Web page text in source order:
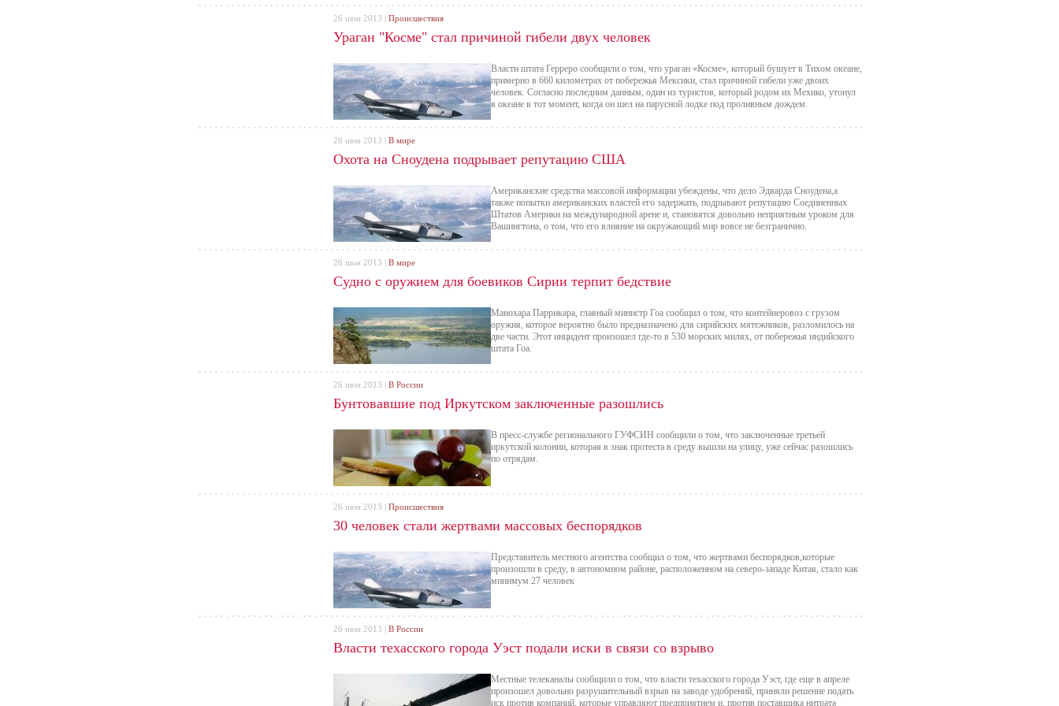
Ураган "Косме" стал причиной гибели двух человек
Власти штата Герреро сообщили о том, что ураган «Косме», который бушует в Тихом океане,
примерно в 660 километрах от побережья Мексики, стал причиной гибели уже двоих
человек. Согласно последним данным, один из туристов, который родом их Мехико, утонул
в океане в тот момент, когда он шел на парусной лодке под проливным дождем.
26 июн 2013 | Происшествия
Охота на Сноудена подрывает репутацию США
Американские средства массовой информации убеждены, что дело Эдварда Сноудена,а
также попытки американских властей его задержать, подрывают репутацию Соединенных
Штатов Америки на международной арене и, становятся довольно неприятным уроком для
Вашингтона, о том, что его влияние на окружающий мир вовсе не безгранично.
26 июн 2013 | В мире
Судно с оружием для боевиков Сирии терпит бедствие
Манохара Паррикара, главный министр Гоа сообщил о том, что контейнеровоз с грузом
оружия, которое вероятно было предназначено для сирийских мятежников, разломилось на
две части. Этот инцидент произошел где-то в 530 морских милях, от побережья индийского
штата Гоа.
26 июн 2013 | В мире
Бунтовавшие под Иркутском заключенные разошлись
В пресс-службе регионального ГУФСИН сообщили о том, что заключенные третьей
иркутской колонии, которая в знак протеста в среду вышли на улицу, уже сейчас разошлись
по отрядам.
26 июн 2013 | В России
30 человек стали жертвами массовых беспорядков
Представитель местного агентства сообщил о том, что жертвами беспорядков,которые
произошли в среду, в автономном районе, расположенном на северо-западе Китая, стало как
минимум 27 человек
26 июн 2013 | Происшествия
Власти техасского города Уэст подали иски в связи со взрыво
Местные телеканалы сообщили о том, что власти техасского города Уэст, где еще в апреле
произошел довольно разрушительный взрыв на заводе удобрений, приняли решение подать
иск против компаний, которые управляют предприятием и, против поставщика нитрата
26 июн 2013 | В России